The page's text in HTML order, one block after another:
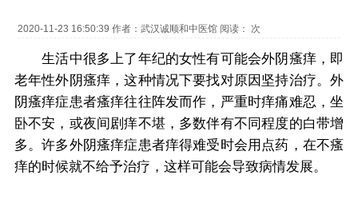
2020-11-23 16:50:39 作者：武汉诚顺和中医馆 阅读： 次
生活中很多上了年纪的女性有可能会外阴瘙痒，即
老年性外阴瘙痒，这种情况下要找对原因坚持治疗。外
阴瘙痒症患者瘙痒往往阵发而作，严重时痒痛难忍，坐
卧不安，或夜间剧痒不堪，多数伴有不同程度的白带增
多。许多外阴瘙痒症患者痒得难受时会用点药，在不瘙
痒的时候就不给予治疗，这样可能会导致病情发展。